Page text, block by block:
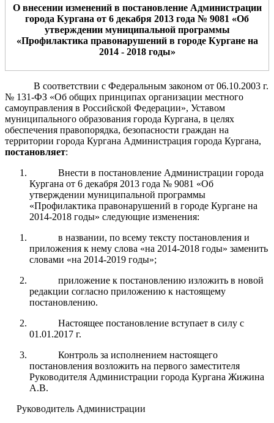
О внесении изменений в постановление Администрации
города Кургана от 6 декабря 2013 года № 9081 «Об
утверждении муниципальной программы
«Профилактика правонарушенийв городе Кургане на
2014 - 2018годы»
В соответствии с Федеральным законом от 06.10.2003 г.
№ 131-ФЗ «Об общих принципах организации местного
самоуправления в Российской Федерации», Уставом
муниципального образования города Кургана, в целях
обеспечения правопорядка, безопасности граждан на
территории города Кургана Администрация города Кургана,
постановляет:
Внести в постановление Администрации города
Кургана от 6 декабря 2013 года № 9081 «Об
утверждении муниципальной программы
«Профилактика правонарушений в городе Кургане на
2014-2018 годы» следующие изменения:
в названии, по всему тексту постановления и
приложения к нему слова «на 2014-2018 годы» заменить
словами «на 2014-2019 годы»;
приложение к постановлению изложить в новой
редакции согласно приложению к настоящему
постановлению.
Настоящее постановление вступает в силу с
01.01.2017 г.
Контроль за исполнением настоящего
постановления возложить на первого заместителя
Руководителя Администрации города Кургана Жижина
А.В.
Руководитель Администрации